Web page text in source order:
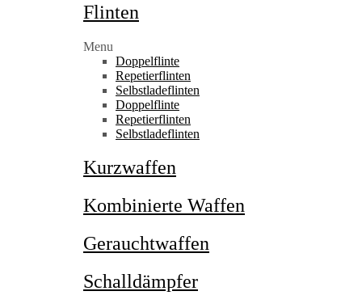
Flinten
Menu
Doppelflinte
Repetierflinten
Selbstladeflinten
Doppelflinte
Repetierflinten
Selbstladeflinten
Kurzwaffen
Kombinierte Waffen
Gerauchtwaffen
Schalldämpfer